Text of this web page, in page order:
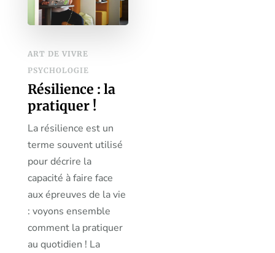
ART DE VIVRE
PSYCHOLOGIE
Résilience : la
pratiquer !
La résilience est un
terme souvent utilisé
pour décrire la
capacité à faire face
aux épreuves de la vie
: voyons ensemble
comment la pratiquer
au quotidien ! La